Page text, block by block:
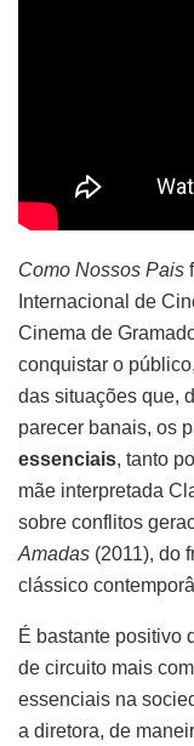
Como Nossos Pais
Internacional de
Cinema de
conquistar o
das situações que,
parecer banais, os
essenciais, tanto
mãe interpretada
sobre conflitos
Amadas (2011), do
clássico
É bastante positivo
de circuito mais
essenciais na
a diretora, de